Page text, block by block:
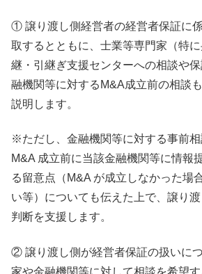
① 譲り渡し側経営者の経営者保証に
取するとともに、士業等専門家（特
継・引継ぎ支援センターへの相談や
融機関等に対するM&A成立前の相談
説明します。
※ただし、金融機関等に対する事前相
M&A 成立前に当該金融機関等に情報
る留意点（M&A が成立しなかった場
い等）についても伝えた上で、譲り
判断を支援します。
② 譲り渡し側が経営者保証の扱いに
家や金融機関等に対して相談を希望